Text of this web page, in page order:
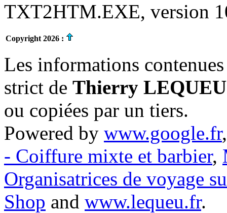
TXT2HTM.EXE, version
Copyright 2026 :
Les informations
strict de Thierry LEQUEU
ou copiées par un tiers.
Powered by www.google.fr
- Coiffure mixte et barbier,
Organisatrices de voyage
Shop and www.lequeu.fr.